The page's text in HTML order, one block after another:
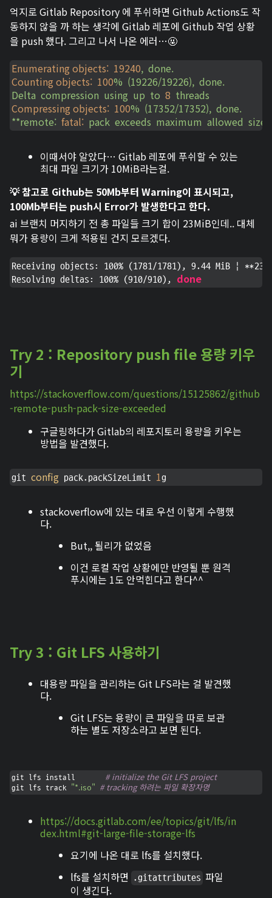
억지로 Gitlab Repository 에 푸쉬하면 Github Actions도 작
동하지 않을 까 하는 생각에 Gitlab 레포에 Github 작업 상황
을 push 했다. 그리고 나서 나온 에러…🤬
Enumerating objects: 19240, done.
Counting objects: 100% (19226/19226), done.
Delta compression using up to 8 threads
Compressing objects: 100% (17352/17352), done.
**remote: fatal: pack exceeds maximum allowed
이때서야 알았다… Gitlab 레포에 푸쉬할 수 있는
최대 파일 크기가 10MiB라는걸.
💡 참고로 Github는 50Mb부터 Warning이 표시되고,
100Mb부터는 push시 Error가 발생한다고 한다.
ai 브랜치 머지하기 전 총 파일들 크기 합이 23MiB인데.. 대체
뭐가 용량이 크게 적용된 건지 모르겠다.
Receiving objects: 100% (1781/1781), 9.44 MiB |
Resolving deltas: 100% (910/910), done
Try 2 : Repository push file 용량 키우
기
https://stackoverflow.com/questions/15125862/github
-remote-push-pack-size-exceeded
구글링하다가 Gitlab의 레포지토리 용량을 키우는
방법을 발견했다.
git config pack.packSizeLimit 1g
stackoverflow에 있는 대로 우선 이렇게 수행했
다.
But,, 될리가 없었음
이건 로컬 작업 상황에만 반영될 뿐 원격
푸시에는 1도 안먹힌다고 한다^^
Try 3 : Git LFS 사용하기
대용량 파일을 관리하는 Git LFS라는 걸 발견했
다.
Git LFS는 용량이 큰 파일을 따로 보관
하는 별도 저장소라고 보면 된다.
git lfs install # initialize the Git LFS project
git lfs track "*.iso" # tracking 하려는 파일 확장자명
https://docs.gitlab.com/ee/topics/git/lfs/in
dex.html#git-large-file-storage-lfs
요기에 나온 대로 lfs를 설치했다.
lfs를 설치하면
.gitattributes 파일
이 생긴다.